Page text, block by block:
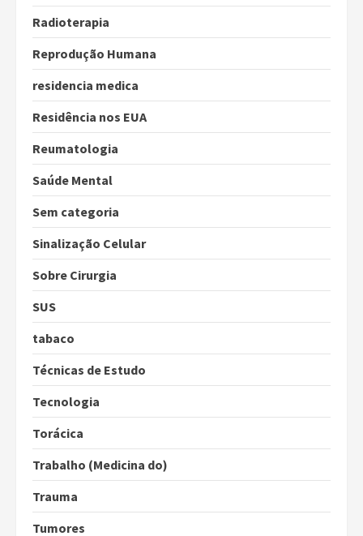
Radioterapia
Reprodução Humana
residencia medica
Residência nos EUA
Reumatologia
Saúde Mental
Sem categoria
Sinalização Celular
Sobre Cirurgia
SUS
tabaco
Técnicas de Estudo
Tecnologia
Torácica
Trabalho (Medicina do)
Trauma
Tumores